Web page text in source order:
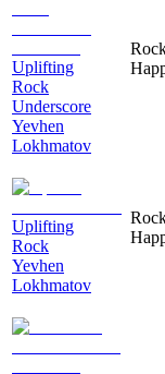
Uplifting
Rock
Underscore
Yevhen
Lokhmatov
Uplifting
Rock
Yevhen
Lokhmatov